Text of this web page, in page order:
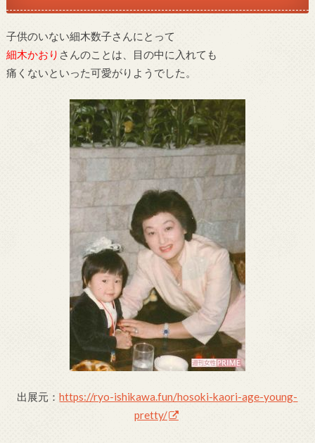
子供のいない細木数子さんにとって
細木かおり さんのことは、目の中に入れても
痛くないといった可愛がりようでした。
出展元：https://ryo-ishikawa.fun/hosoki-kaori-age-young-
pretty/